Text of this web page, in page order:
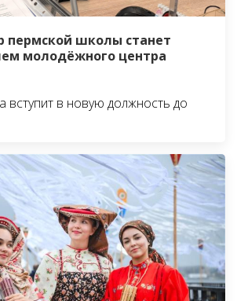
пермской школы станет
молодёжного центра
вступит в новую должность до